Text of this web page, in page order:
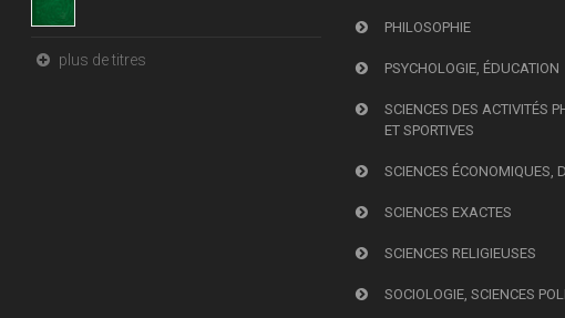
plus de titres
PHILOSOPHIE
PSYCHOLOGIE, ÉDUCATION
SCIENCES DES ACTIVITÉS
ET SPORTIVES
SCIENCES ÉCONOMIQUES,
SCIENCES EXACTES
SCIENCES RELIGIEUSES
SOCIOLOGIE, SCIENCES